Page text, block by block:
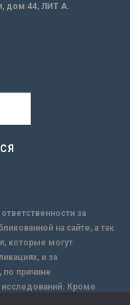
дом 44, ЛИТ А.
за
на сайте, а так
которые могут
и за
причине
исследований. Кроме